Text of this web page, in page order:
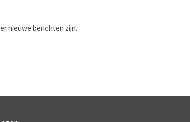
nieuwe berichten zijn.